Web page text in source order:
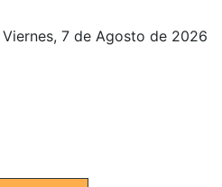
Viernes, 7 de Agosto de 2026